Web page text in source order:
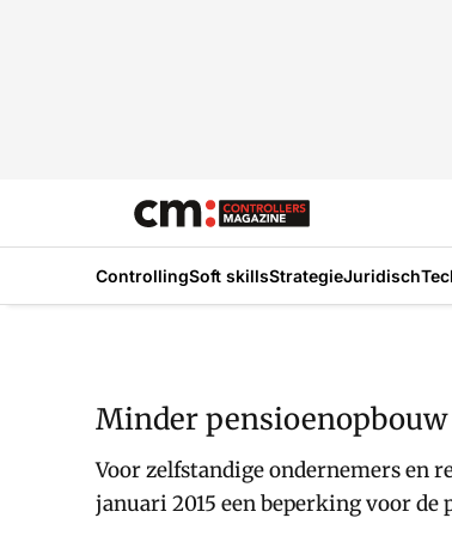
ControllingSoft skillsStrategieJuridisch
Minder
Voor zelfstandige ondernemers en
januari 2015 een beperking voor de